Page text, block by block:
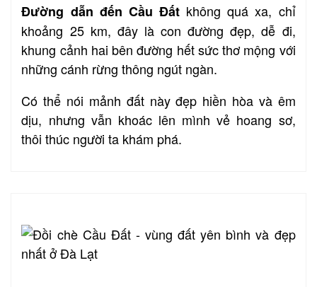
Đường dẫn đến Cầu Đất không quá xa, chỉ
khoảng 25 km, đây là con đường đẹp, dễ đi,
khung cảnh hai bên đường hết sức thơ mộng với
những cánh rừng thông ngút ngàn.
Có thể nói mảnh đất này đẹp hiền hòa và êm
dịu, nhưng vẫn khoác lên mình vẻ hoang sơ,
thôi thúc người ta khám phá.